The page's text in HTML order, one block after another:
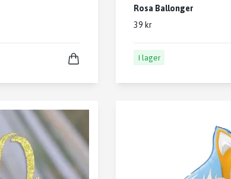
Rosa Ballonger
39 kr
I lager